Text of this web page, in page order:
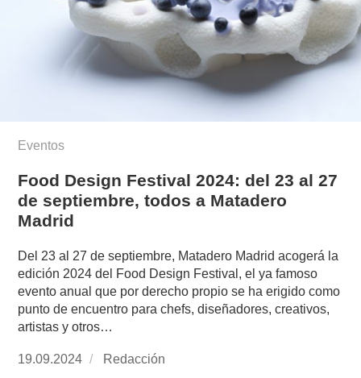
Eventos
Food Design Festival 2024: del 23 al 27
de septiembre, todos a Matadero
Madrid
Del 23 al 27 de septiembre, Matadero Madrid acogerá la
edición 2024 del Food Design Festival, el ya famoso
evento anual que por derecho propio se ha erigido como
punto de encuentro para chefs, diseñadores, creativos,
artistas y otros…
Publicado
19.09.2024 https://www.experimenta.es/author/redaccion/
Redacción